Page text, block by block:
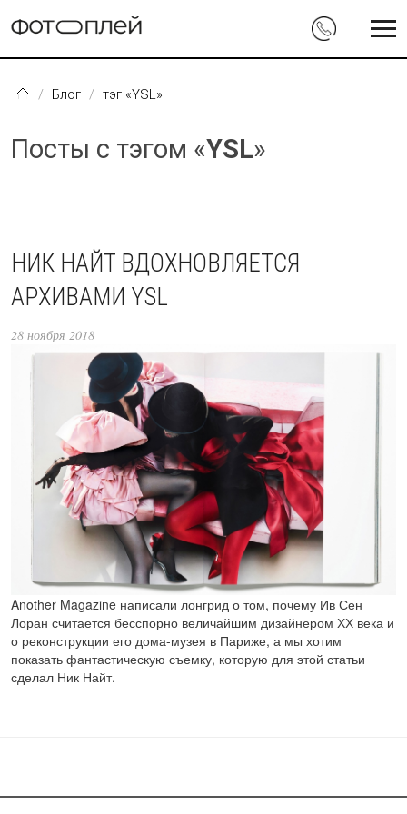
Блог тэг «YSL»
Посты с тэгом «YSL»
НИК НАЙТ ВДОХНОВЛЯЕТСЯ
АРХИВАМИ YSL
28 ноября 2018
Another Magazine написали лонгрид о том, почему Ив Сен
Лоран считается бесспорно величайшим дизайнером ХХ века и
о реконструкции его дома-музея в Париже, а мы хотим
показать фантастическую съемку, которую для этой статьи
сделал Ник Найт.